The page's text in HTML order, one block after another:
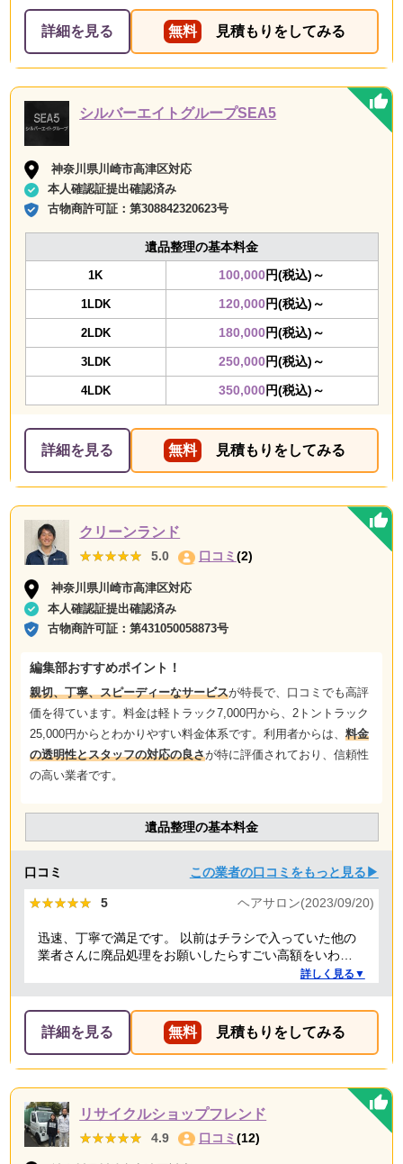
詳細を見る 無料 見積もりをしてみる
シルバーエイトグループSEA5
神奈川県川崎市高津区対応
本人確認証提出確認済み
古物商許可証：第308842320623号
遺品整理の基本料金
1K 100,000円(税込)～
1LDK 120,000円(税込)～
2LDK 180,000円(税込)～
3LDK 250,000円(税込)～
4LDK 350,000円(税込)～
詳細を見る 無料 見積もりをしてみる
クリーンランド
★★★★★
★★★★★ 5.0 口コミ(2)
神奈川県川崎市高津区対応
本人確認証提出確認済み
古物商許可証：第431050058873号
編集部おすすめポイント！
親切、丁寧、スピーディーなサービスが特長で、口コミでも高評
価を得ています。料金は軽トラック7,000円から、2トントラック
25,000円からとわかりやすい料金体系です。利用者からは、 料金
の透明性とスタッフの対応の良さが特に評価されており、信頼性
の高い業者です。
遺品整理の基本料金
口コミ この業者の口コミをもっと見る▶
★★★★★
★★★★★ 5 ヘアサロン(2023/09/20)
迅速、丁寧で満足です。 以前はチラシで入っていた他の
業者さんに廃品処理をお願いしたらすごい高額をいわれ
たことがありましたが、クリーランドさんは提示額通り
詳しく見る▼
詳細を見る 無料 見積もりをしてみる
リサイクルショップフレンド
★★★★★
★★★★★ 4.9 口コミ (12)